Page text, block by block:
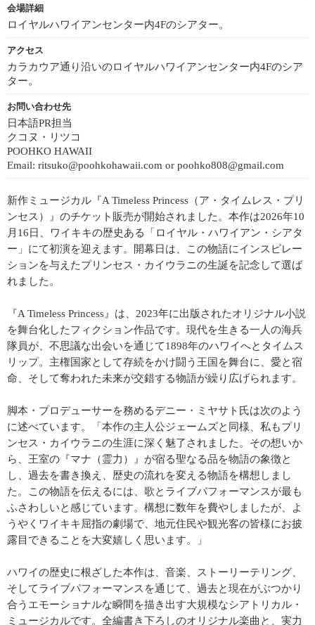
会場詳細
ロイヤルハワイアンセンター内4Fのシアター。
アクセス
カラカウア通り沿いのロイヤルハワイアンセンター内4Fのシア
ター。
お問い合わせ先
日本語PR担当
クコヌ・リツコ
POOHKO HAWAII
Email: ritsuko@poohkohawaii.com or poohko808@gmail.com
新作ミュージカル『A Timeless Princess（ア・タイムレス・プリ
ンセス）』のチケット販売が開始されました。本作は2026年10
月16日、ワイキキの歴史ある「ロイヤル・ハワイアン・シアタ
ー」にて初演を迎えます。開幕日は、この物語にインスピレー
ションを与えたプリンセス・カイウラニの生誕を記念して選ば
れました。
『A Timeless Princess』は、2023年に出版されたオリジナル小説
を舞台化したフィクション作品です。現代を生きる一人の海兵
隊員が、不思議な出会いを通じて1898年のハワイへとタイムス
リップ。主権国家として存続をかけ闘う王国を舞台に、愛と宿
命、そして奪われた未来が交錯する物語が繰り広げられます。
脚本・プロデューサーを務めるデニー・ミヤサト氏は次のよう
に述べています。「本作の主人公ジェームズと同様、私もプリ
ンセス・カイウラニの生涯に深く魅了されました。その想いか
ら、王室の『マナ（霊力）』が宿る聖なる品を物語の象徴と
し、過去を書き換え、歴史の流れを変える物語を構想しまし
た。この物語を伝えるには、歌とライブパフォーマンスが最も
ふさわしいと感じています。構想に数年を費やしましたが、よ
うやくワイキキ屈指の劇場で、地元住民や観光客の皆様にお披
露目できることを大変嬉しく思います。」
ハワイの歴史に根ざした本作は、音楽、ストーリーテリング、
そしてライブパフォーマンスを通じて、過去と現在がぶつかり
合うエモーショナルな瞬間を描き出す大規模なシアトリカル・
ミュージカルです。全編書き下ろしのオリジナル楽曲と、実力